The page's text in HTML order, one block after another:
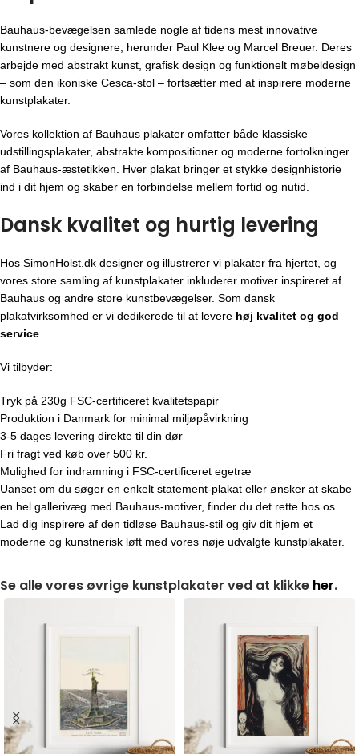
Bauhaus-bevægelsen samlede nogle af tidens mest innovative
kunstnere og designere, herunder Paul Klee og Marcel Breuer. Deres
arbejde med abstrakt kunst, grafisk design og funktionelt møbeldesign
– som den ikoniske Cesca-stol – fortsætter med at inspirere moderne
kunstplakater.
Vores kollektion af Bauhaus plakater omfatter både klassiske
udstillingsplakater, abstrakte kompositioner og moderne fortolkninger
af Bauhaus-æstetikken. Hver plakat bringer et stykke designhistorie
ind i dit hjem og skaber en forbindelse mellem fortid og nutid.
Dansk kvalitet og hurtig levering
Hos SimonHolst.dk designer og illustrerer vi plakater fra hjertet, og
vores store samling af kunstplakater inkluderer motiver inspireret af
Bauhaus og andre store kunstbevægelser. Som dansk
plakatvirksomhed er vi dedikerede til at levere høj kvalitet og god
service
Vi tilbyder:
Tryk på 230g FSC-certificeret kvalitetspapir
Produktion i Danmark for minimal miljøpåvirkning
3-5 dages levering direkte til din dør
Fri fragt ved køb over 500 kr.
Mulighed for indramning i FSC-certificeret egetræ
Uanset om du søger en enkelt statement-plakat eller ønsker at skabe
en hel gallerivæg med Bauhaus-motiver, finder du det rette hos os.
Lad dig inspirere af den tidløse Bauhaus-stil og giv dit hjem et
moderne og kunstnerisk løft med vores nøje udvalgte kunstplakater.
Se alle vores øvrige kunstplakater ved at klikke her.